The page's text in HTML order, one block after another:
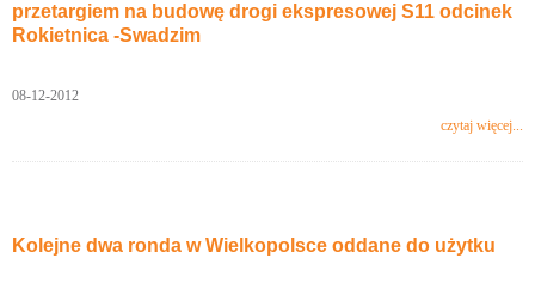
przetargiem na budowę drogi ekspresowej S11 odcinek
Rokietnica -Swadzim
08-12-2012
czytaj więcej...
Kolejne dwa ronda w Wielkopolsce oddane do użytku